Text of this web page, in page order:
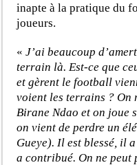
inapte à la pratique du
joueurs.
«J’ai beaucoup
terrain là. Est-ce que
et gèrent le football
voient les terrains ? On
Birane Ndao et on joue
on vient de perdre un
Gueye). Il est blessé, il
a contribué. On ne